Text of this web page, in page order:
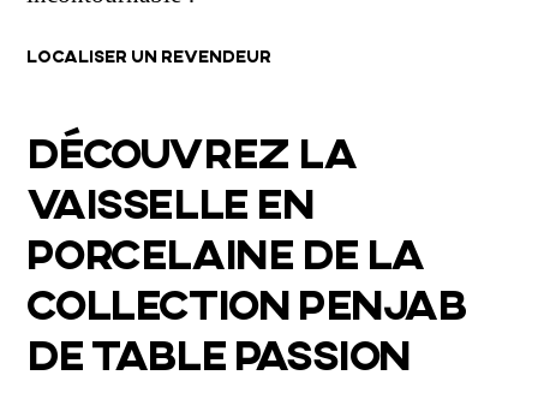
LOCALISER UN REVENDEUR
DÉCOUVREZ LA
VAISSELLE EN
PORCELAINE DE LA
COLLECTION PENJAB
DE TABLE PASSION